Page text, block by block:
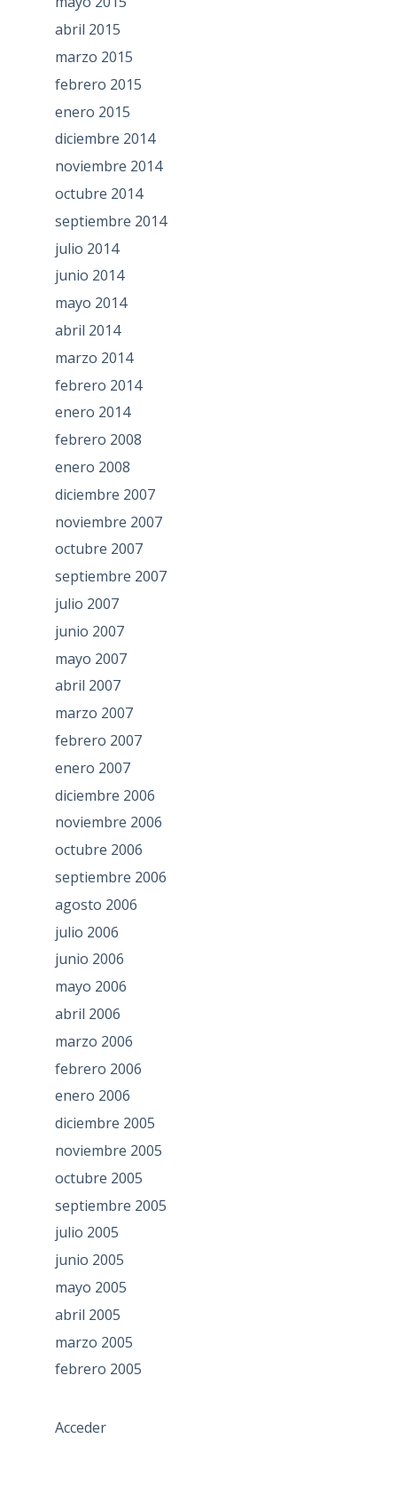
abril 2015
marzo 2015
febrero 2015
enero 2015
diciembre 2014
noviembre 2014
octubre 2014
septiembre 2014
julio 2014
junio 2014
mayo 2014
abril 2014
marzo 2014
febrero 2014
enero 2014
febrero 2008
enero 2008
diciembre 2007
noviembre 2007
octubre 2007
septiembre 2007
julio 2007
junio 2007
mayo 2007
abril 2007
marzo 2007
febrero 2007
enero 2007
diciembre 2006
noviembre 2006
octubre 2006
septiembre 2006
agosto 2006
julio 2006
junio 2006
mayo 2006
abril 2006
marzo 2006
febrero 2006
enero 2006
diciembre 2005
noviembre 2005
octubre 2005
septiembre 2005
julio 2005
junio 2005
mayo 2005
abril 2005
marzo 2005
febrero 2005
Acceder